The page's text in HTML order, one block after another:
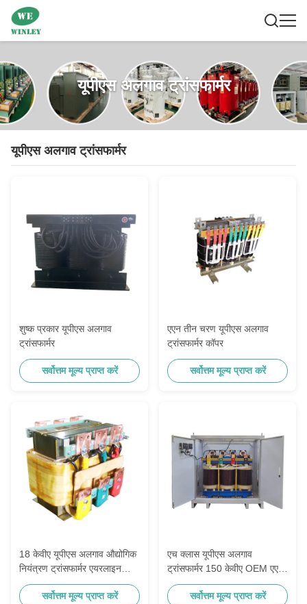
यूपीएस अलगाव ट्रांसफार्मर
यूपीएस अलगाव ट्रांसफार्मर
शुष्क प्रकार यूपीएस अलगाव
ट्रांसफार्मर
सर्वोत्तम मूल्य प्राप्त करें
एएन तीन चरण यूपीएस अलगाव
ट्रांसफार्मर कॉपर
सर्वोत्तम मूल्य प्राप्त करें
18 केवीए यूपीएस अलगाव औद्योगिक
नियंत्रण ट्रांसफार्मर एयरलाइन
मशीन 400 हर्ट्ज
सर्वोत्तम मूल्य प्राप्त करें
एच क्लास यूपीएस अलगाव
ट्रांसफार्मर 150 केवीए OEM एएन
/ एएफ
सर्वोत्तम मूल्य प्राप्त करें